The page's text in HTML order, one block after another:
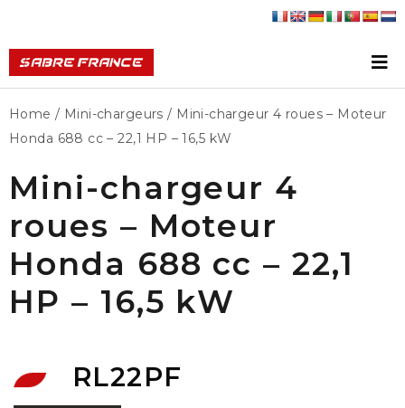
Home / Mini-chargeurs / Mini-chargeur 4 roues – Moteur
Honda 688 cc – 22,1 HP – 16,5 kW
Mini-chargeur 4
roues – Moteur
Honda 688 cc – 22,1
HP – 16,5 kW
RL22PF